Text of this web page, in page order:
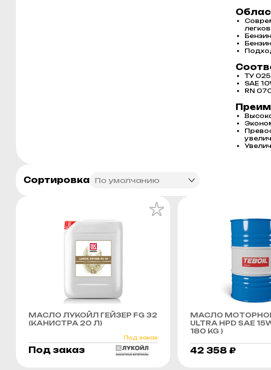
ТУ
SAE
RN
Сортировка
МАСЛО ЛУКОЙЛ ГЕЙЗЕР FG 32
(КАНИСТРА 20 Л)
Под заказ
Под заказ
МАСЛО МОТОРНОЕ
ULTRA HPD SAE
180 KG )
42 358 ₽